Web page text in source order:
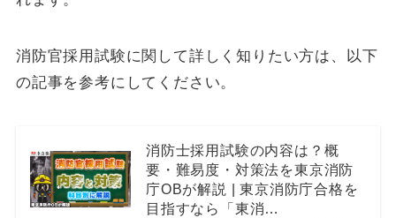
消防官採用試験に関して詳しく知りたい方は、以下
の記事を参考にしてください。
消防士採用試験の内容は？概
要・難易度・対策法を東京消防
庁OBが解説 | 東京消防庁合格を
目指すなら「東消…